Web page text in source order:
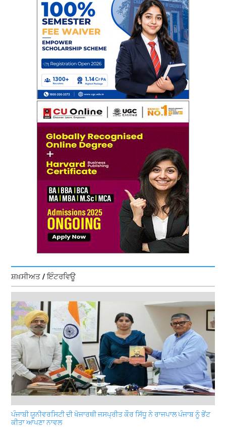
ਸ਼ਖ਼ਸੀਅਤ / ਇੰਟਰਵਿਊ
ਪੰਜਾਬੀ ਯੂਨੀਵਰਸਿਟੀ ਦੀ ਖੋਜਾਰਥੀ ਜਸਪ੍ਰੀਤ ਕੌਰ ਸਿੱਧੂ ਨੇ ਰਾਜਪਾਲ ਪੰਜਾਬ ਨੂੰ ਭੇਂਟ
ਕੀਤਾ ਆਪਣਾ ਨਾਵਲ